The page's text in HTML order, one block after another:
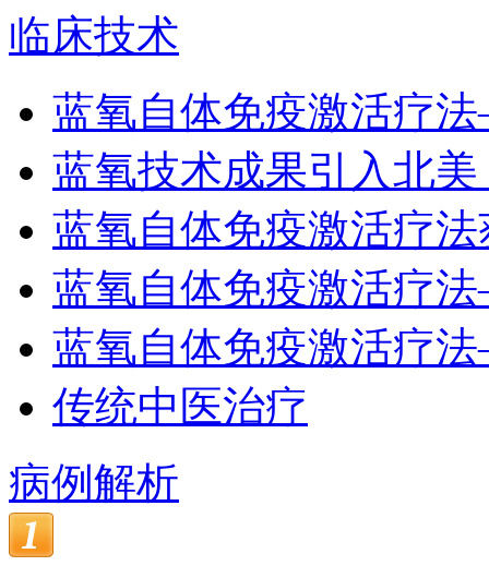
临床技术
蓝氧自体免疫激活疗
蓝氧技术成果引入北
蓝氧自体免疫激活疗
蓝氧自体免疫激活疗
蓝氧自体免疫激活疗
传统中医治疗
病例解析